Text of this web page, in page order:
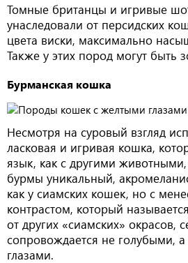
Томные британцы и игривые
унаследовали от персидских
цвета виски, максимально
Также у этих пород могут быть
Бурманская кошка
Несмотря на суровый взгляд
ласковая и игривая кошка,
язык, как с другими
бурмы уникальный,
как у сиамских кошек, но с
контрастом, который
от других «сиамских» окрасов,
сопровождается не голубыми,
глазами.